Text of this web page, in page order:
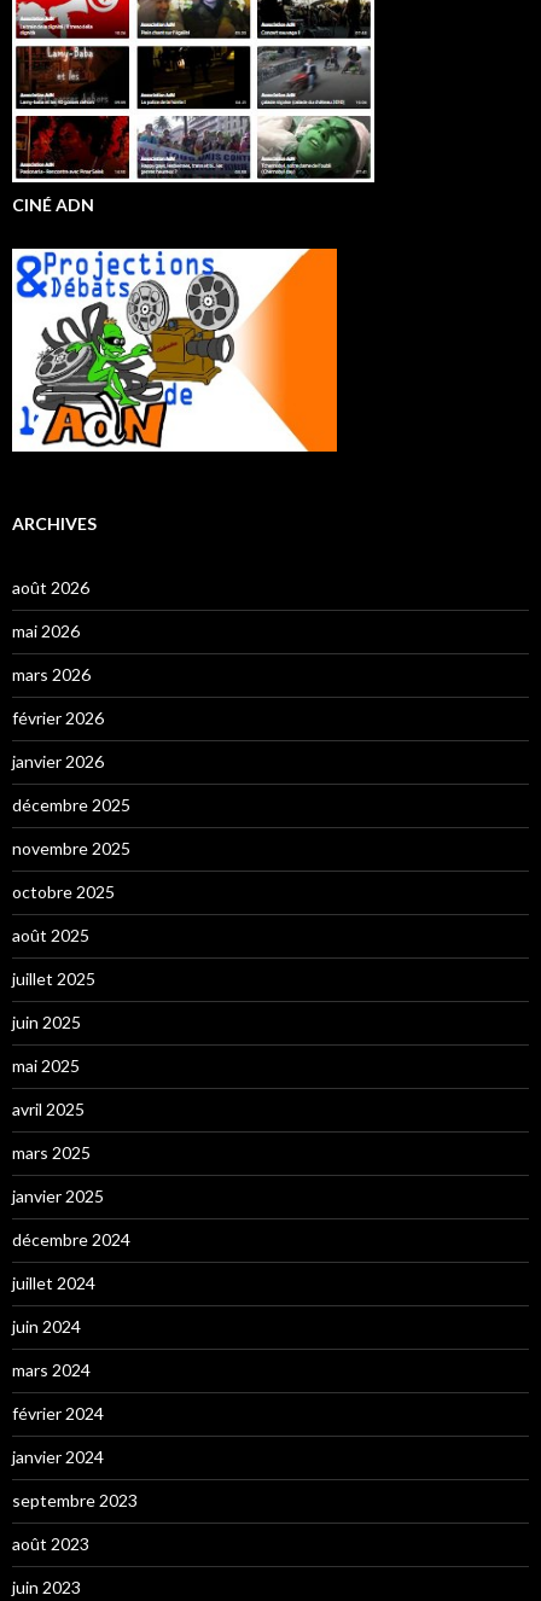
CINÉ ADN
ARCHIVES
août 2026
mai 2026
mars 2026
février 2026
janvier 2026
décembre 2025
novembre 2025
octobre 2025
août 2025
juillet 2025
juin 2025
mai 2025
avril 2025
mars 2025
janvier 2025
décembre 2024
juillet 2024
juin 2024
mars 2024
février 2024
janvier 2024
septembre 2023
août 2023
juin 2023